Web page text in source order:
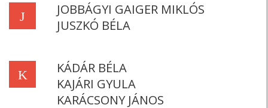
J
JOBBÁGYI GAIGER MIKLÓS
JUSZKÓ BÉLA
K
KÁDÁR BÉLA
KAJÁRI GYULA
KARÁCSONY JÁNOS